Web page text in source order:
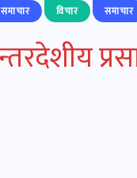
विचार समाचार